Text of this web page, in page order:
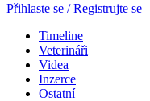
Přihlaste se / Registrujte se
Timeline
Veterináři
Videa
Inzerce
Ostatní